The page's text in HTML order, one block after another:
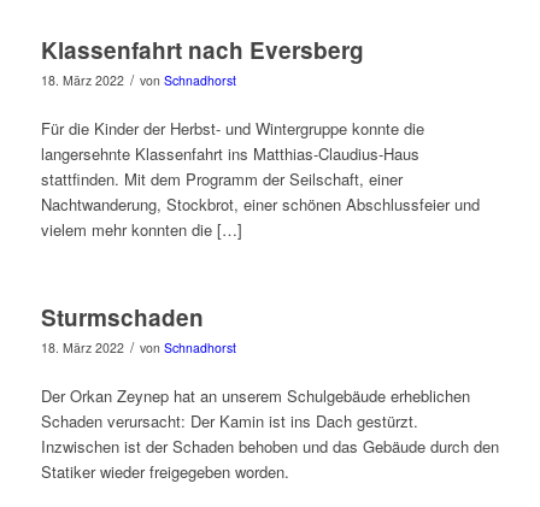
Klassenfahrt nach Eversberg
18. März 2022 / von Schnadhorst
Für die Kinder der Herbst- und Wintergruppe konnte die
langersehnte Klassenfahrt ins Matthias-Claudius-Haus
stattfinden. Mit dem Programm der Seilschaft, einer
Nachtwanderung, Stockbrot, einer schönen Abschlussfeier und
vielem mehr konnten die […]
Sturmschaden
18. März 2022 / von Schnadhorst
Der Orkan Zeynep hat an unserem Schulgebäude erheblichen
Schaden verursacht: Der Kamin ist ins Dach gestürzt.
Inzwischen ist der Schaden behoben und das Gebäude durch den
Statiker wieder freigegeben worden.